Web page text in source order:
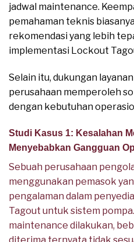
jadwal maintenance.
pemahaman teknis
rekomendasi yang lebih
implementasi Lockout
Selain itu, dukungan
perusahaan memperoleh
dengan kebutuhan
Studi Kasus 1: Kesalahan
Menyebabkan Gangguan
Sebuah perusahaan
menggunakan pemasok
pengalaman dalam
Tagout untuk sistem
maintenance dilakukan,